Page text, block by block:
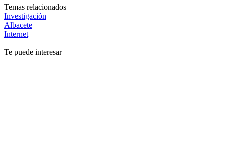
Temas relacionados
Investigación
Albacete
Internet
Te puede interesar